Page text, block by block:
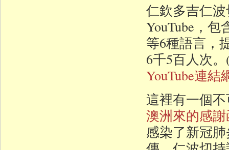
仁欽多吉仁
YouTube，
等6種語言，
6千5百人次
YouTube連結
這裡有一個
澳洲來的感
感染了新冠